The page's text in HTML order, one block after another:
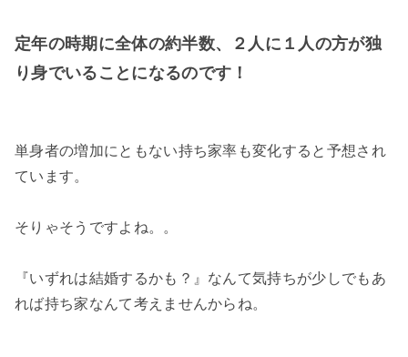
定年の時期に全体の約半数、２人に１人の方が独
り身でいることになるのです！
単身者の増加にともない持ち家率も変化すると予想され
ています。
そりゃそうですよね。。
『いずれは結婚するかも？』なんて気持ちが少しでもあ
れば持ち家なんて考えませんからね。